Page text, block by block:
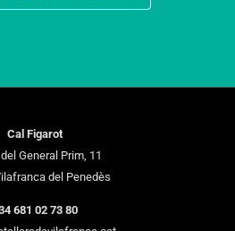
Cal Figarot
General Prim, 11
del Penedès
681 02 73 80